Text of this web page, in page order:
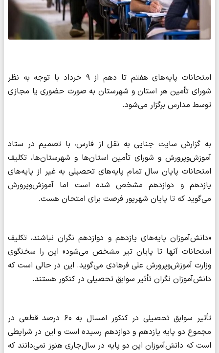
امتحانات پایه‌های هفتم تا دهم از ۹ خرداد با توجه به نظر
شورای تأمین هر استان و شهرستان به صورت حضوری یا مجازی
توسط مدارس برگزار می‌شود.
به گزارش سایت جنایی به نقل از فارس، با تصمیم در ستاد
آموزش‌وپرورش و شورای تأمین استان‌ها و شهرستان‌ها، تکلیف
امتحانات پایان سال تمام پایه‌های تحصیلی به غیر از پایه‌های
یازدهم و دوازدهم مشخص شده است اما آموزش‌وپرورش
می‌گوید که تا پایان شهریور فرصت برای امتحان هست.
«دانش‌آموزان پایه‌های یازدهم و دوازدهم نگران نباشند، تکلیف
امتحانات آنها تا پایان تیر مشخص می‌شود» این را سخنگوی
وزارت آموزش‌وپرورش علی فرهادی می‌گوید. این در حالی است که
دانش‌آموزان نگران تأثیر سوابق تحصیلی در کنکور هستند.
تأثیر سوابق تحصیلی در کنکور امسال به ۶۰ درصد قطعی در
مجموع دو پایه یازدهم و دوازدهم رسیده است و این در شرایطی
است که دانش‌آموزان این دو پایه در سال‌جاری هنوز نمی‌دانند که